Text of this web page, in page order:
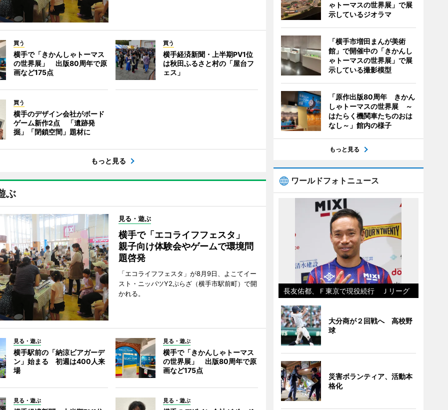
買う
横手で「きかんしゃトーマス
の世界展」 出版80周年で原
画など175点
買う
横手経済新聞・上半期PV1位
は秋田ふるさと村の「屋台フ
ェス」
買う
横手のデザイン会社がボード
ゲーム新作2点 「遺跡発
掘」「閉鎖空間」題材に
もっと見る
ぶ
見る・遊ぶ
横手で「エコライフフェスタ」
親子向け体験会やゲームで環境問
題啓発
「エコライフフェスタ」が8月9日、よこてイー
スト・ニッパツY2ぷらざ（横手市駅前町）で開
かれる。
見る・遊ぶ
横手駅前の「納涼ビアガーデ
ン」始まる 初週は400人来
場
見る・遊ぶ
横手で「きかんしゃトーマス
の世界展」 出版80周年で原
画など175点
見る・遊ぶ 見る・遊ぶ
ゃトーマスの世界展」で展
示しているジオラマ
「横手市増田まんが美術
館」で開催中の「きかんし
ゃトーマスの世界展」で展
示している撮影模型
「原作出版80周年 きかん
しゃトーマスの世界展 ～
はたらく機関車たちのおは
なし～」館内の様子
もっと見る
ワールドフォトニュース
長友佑都、Ｆ東京で現役続行 Ｊリーグ
大分商が２回戦へ 高校野
球
災害ボランティア、活動本
格化